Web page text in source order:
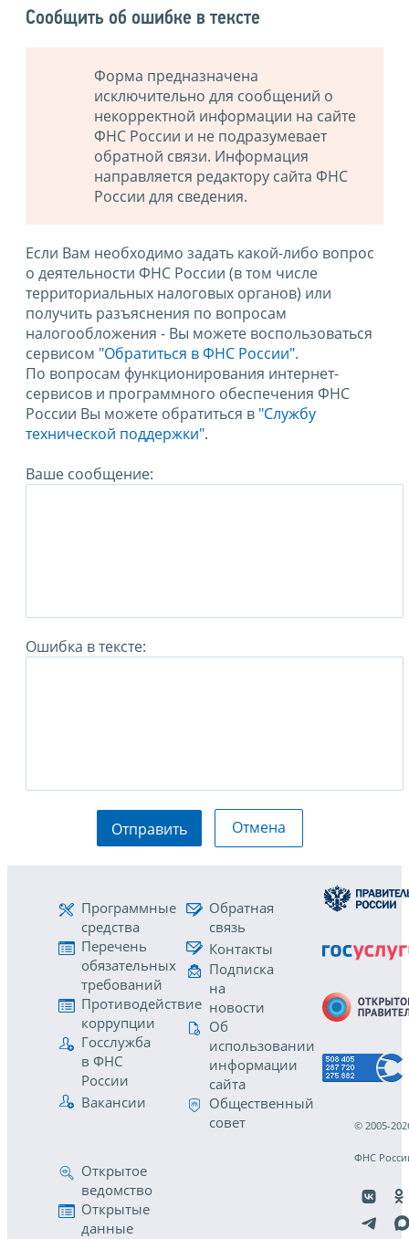
Сообщить об ошибке в тексте
Форма предназначена
исключительно для сообщений о
некорректной информации на сайте
ФНС России и не подразумевает
обратной связи. Информация
направляется редактору сайта ФНС
России для сведения.
Если Вам необходимо задать какой-либо вопрос
о деятельности ФНС России (в том числе
территориальных налоговых органов) или
получить разъяснения по вопросам
налогообложения - Вы можете воспользоваться
сервисом "Обратиться в ФНС России".
По вопросам функционирования интернет-
сервисов и программного обеспечения ФНС
России Вы можете обратиться в "Службу
технической поддержки".
Ваше сообщение:
Ошибка в тексте:
Отправить Отмена
Программные
средства
Перечень
обязательных
требований
Противодействие
коррупции
Госслужба
в ФНС
России
Вакансии
Обратная
связь
Контакты
Подписка
на
новости
Об
использовании
информации
сайта
Общественный
совет
Открытое
ведомство
Открытые
данные
© 2005-
ФНС